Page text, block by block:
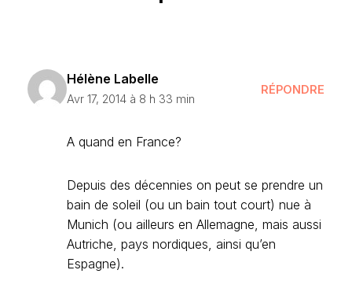
Hélène Labelle
Avr 17, 2014 à 8 h 33 min
RÉPONDRE
A quand en France?
Depuis des décennies on peut se prendre un
bain de soleil (ou un bain tout court) nue à
Munich (ou ailleurs en Allemagne, mais aussi
Autriche, pays nordiques, ainsi qu’en
Espagne).